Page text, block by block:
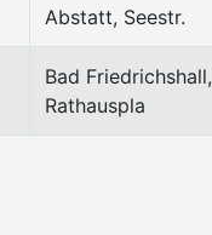
Abstatt, Seestr.
Bad Friedrichshall,
Rathauspla